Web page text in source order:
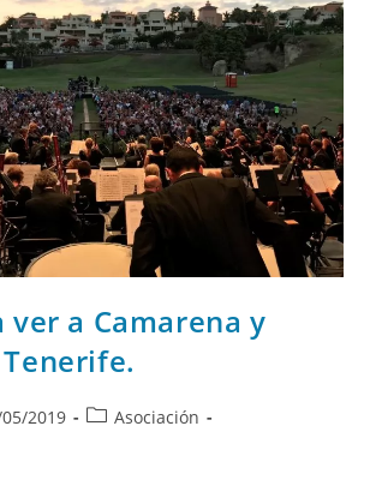
ver a Camarena y
2019
Asociación